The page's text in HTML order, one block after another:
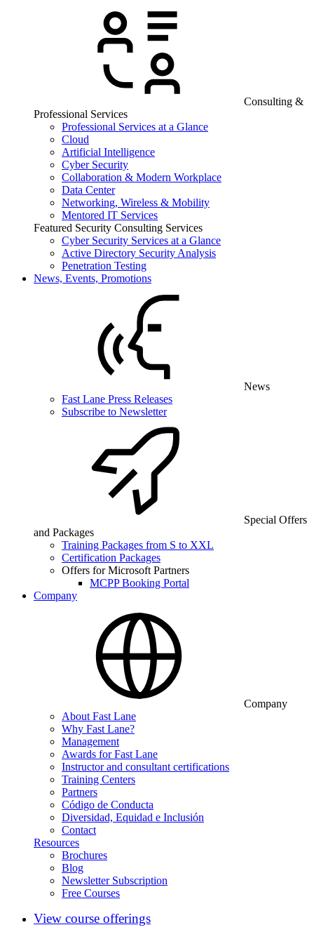
Consulting &
Professional Services
Professional Services at a Glance
Cloud
Artificial Intelligence
Cyber Security
Collaboration & Modern Workplace
Data Center
Networking, Wireless & Mobility
Mentored IT Services
Featured Security Consulting Services
Cyber Security Services at a Glance
Active Directory Security Analysis
Penetration Testing
News, Events, Promotions
News
Fast Lane Press Releases
Subscribe to Newsletter
Special Offers
and Packages
Training Packages from S to XXL
Certification Packages
Offers for Microsoft Partners
MCPP Booking Portal
Company
Company
About Fast Lane
Why Fast Lane?
Management
Awards for Fast Lane
Instructor and consultant certifications
Training Centers
Partners
Código de Conducta
Diversidad, Equidad e Inclusión
Contact
Resources
Brochures
Blog
Newsletter Subscription
Free Courses
View course offerings